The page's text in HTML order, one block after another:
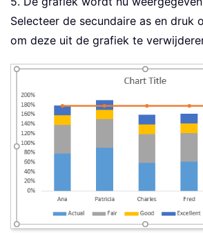
Selecteer de secundaire as en druk
om deze uit de grafiek te